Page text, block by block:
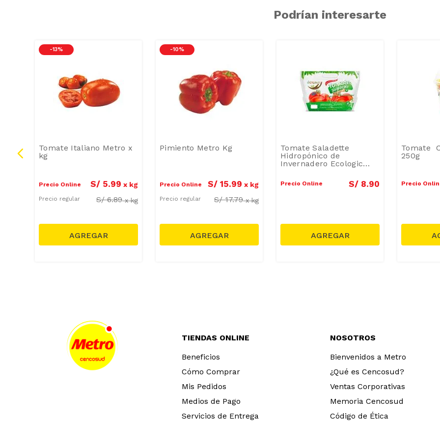
Podrían interesarte
-13 %
Tomate Italiano Metro x
kg
Precio Online S/ 5.99 x kg
Precio regular S/6.89xkg
-10 %
Pimiento Metro Kg
Precio Online S/ 15.99 x kg
Precio regular S/17.79xkg
Tomate Saladette
Hidropónico de
Invernadero Ecologic
Precio Online S/ 8.90
Tomate
250g
Precio
TIENDAS ONLINE
Beneficios
Cómo Comprar
Mis Pedidos
Medios de Pago
Servicios de Entrega
NOSOTROS
Bienvenidos a Metro
¿Qué es Cencosud?
Ventas Corporativas
Memoria Cencosud
Código de Ética